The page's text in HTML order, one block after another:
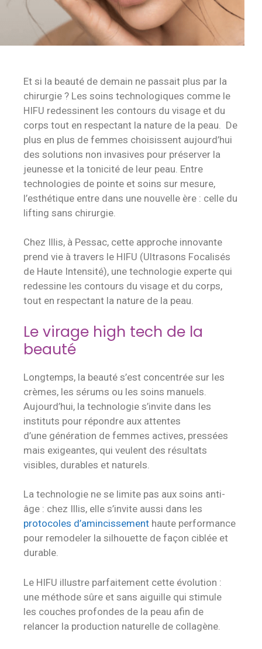
Et si la beauté de demain ne passait plus par la
chirurgie ? Les soins technologiques comme le
HIFU redessinent les contours du visage et du
corps tout en respectant la nature de la peau. De
plus en plus de femmes choisissent aujourd’hui
des solutions non invasives pour préserver la
jeunesse et la tonicité de leur peau. Entre
technologies de pointe et soins sur mesure,
l’esthétique entre dans une nouvelle ère : celle du
lifting sans chirurgie.
Chez Illis, à Pessac, cette approche innovante
prend vie à travers le HIFU (Ultrasons Focalisés
de Haute Intensité), une technologie experte qui
redessine les contours du visage et du corps,
tout en respectant la nature de la peau.
Le virage high tech de la
beauté
Longtemps, la beauté s’est concentrée sur les
crèmes, les sérums ou les soins manuels.
Aujourd’hui, la technologie s’invite dans les
instituts pour répondre aux attentes
d’une génération de femmes actives, pressées
mais exigeantes, qui veulent des résultats
visibles, durables et naturels.
La technologie ne se limite pas aux soins anti-
âge : chez Illis, elle s’invite aussi dans les
protocoles d’amincissement haute performance
pour remodeler la silhouette de façon ciblée et
durable.
Le HIFU illustre parfaitement cette évolution :
une méthode sûre et sans aiguille qui stimule
les couches profondes de la peau afin de
relancer la production naturelle de collagène.